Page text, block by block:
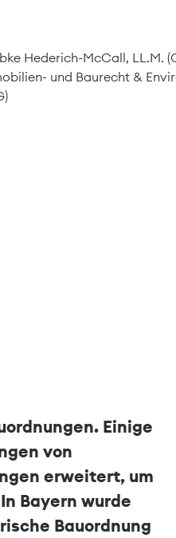
Hederich-McCall, LL.M.
und Baurecht &
Einige
von
erweitert, um
Bayern wurde
Bauordnung